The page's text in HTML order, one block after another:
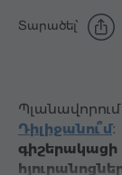
Տարածել՝
Դիլիջանու՞մ